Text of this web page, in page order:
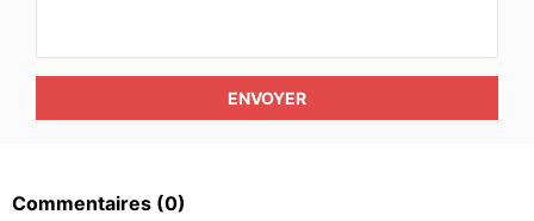
ENVOYER
Commentaires (0)